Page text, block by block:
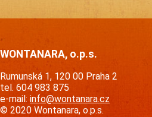
WONTANARA, o.p.s.
Rumunská 1, 120 00 Praha 2
tel. 604 983 875
e-mail: info@wontanara.cz
© 2020 Wontanara, o.p.s.